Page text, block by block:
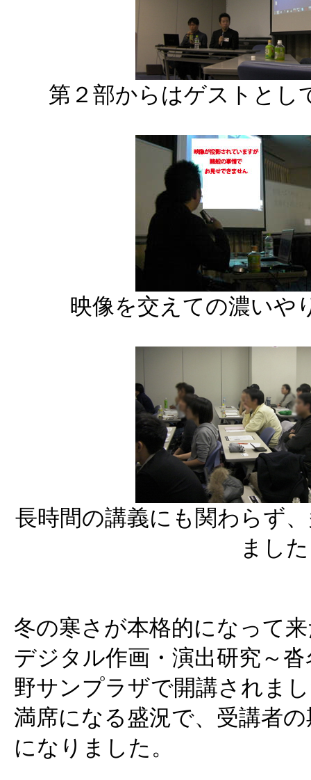
第２部からはゲストとし
映像を交えての濃いや
長時間の講義にも関わらず
ました
冬の寒さが本格的になって
デジタル作画・演出研究～
野サンプラザで開講されま
満席になる盛況で、受講者
になりました。